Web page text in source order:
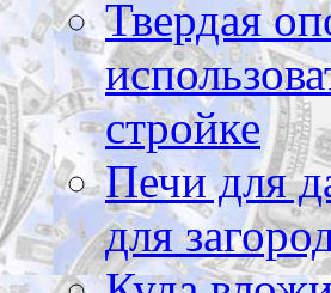
Твердая
стройке
Печи для
для